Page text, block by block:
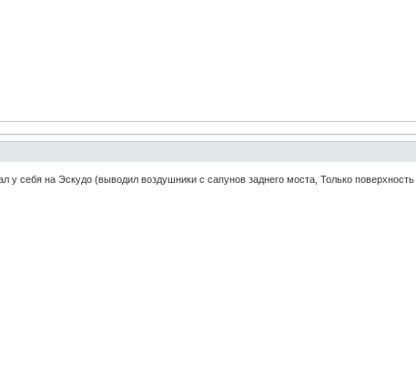
у себя на Эскудо (выводил воздушники с сапунов заднего моста, Только поверхность